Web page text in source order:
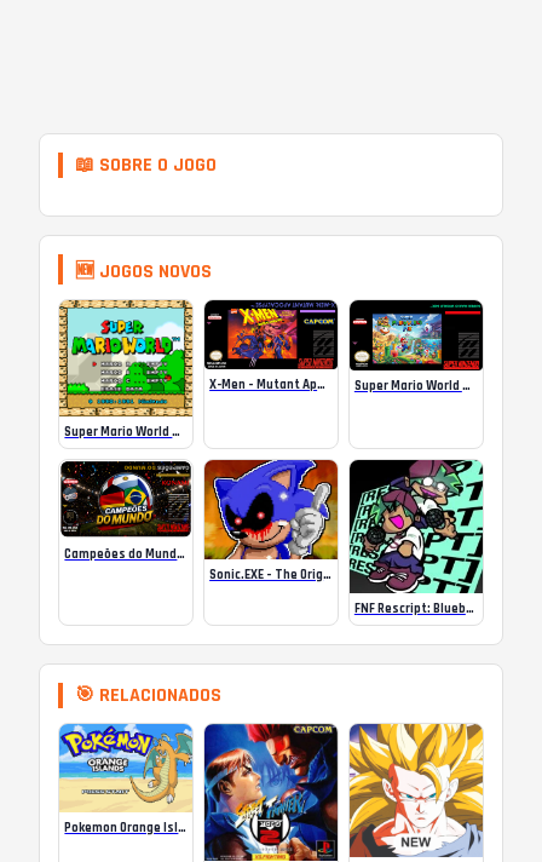
📖 SOBRE O JOGO
🆕 JOGOS NOVOS
Super Mario World SA-1 Online
X-Men – Mutant Apocalypse Rebalanced Online Super Mario World Mix Online
Campeões do Mundo (ISS) Online
Sonic.EXE – The Original Game Online
FNF Rescript: Blueballed
🎯 RELACIONADOS
Pokemon Orange Islands